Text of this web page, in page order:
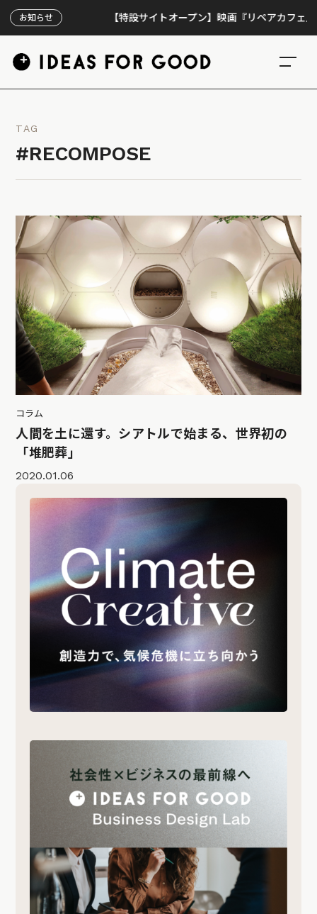
お知らせ 【特設サイトオープン】映画『リペアカフェ』、上
TAG
#RECOMPOSE
コラム
人間を土に還す。シアトルで始まる、世界初の
「堆肥葬」
2020.01.06